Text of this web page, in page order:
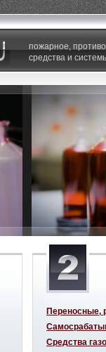
пожарное,
средства и
Переносные,
Средства